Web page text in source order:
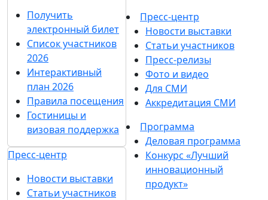
Получить
электронный билет
Список участников
2026
Интерактивный
план 2026
Правила посещения
Гостиницы и
визовая поддержка
Пресс-центр
Новости выставки
Статьи участников
Пресс-центр
Новости выставки
Статьи участников
Пресс-релизы
Фото и видео
Для СМИ
Аккредитация СМИ
Программа
Деловая программа
Конкурс «Лучший
инновационный
продукт»